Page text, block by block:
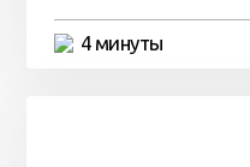
4 минуты